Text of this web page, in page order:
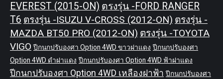
EVEREST (2015-ON) ตรงรุ่น -FORD RANGER
T6 ตรงรุ่น -ISUZU V-CROSS (2012-ON) ตรงรุ่น -
MAZDA BT50 PRO (2012-ON) ตรงรุ่น -TOYOTA
VIGO ปีกนกปรับองศา Option 4WD ขาวฝาแดง ปีกนกปรับองศา
Option 4WD ดำฝาแดง ปีกนกปรับองศา Option 4WD ฟ้าฝาแดง
ปีกนกปรับองศา Option 4WD เหลืองฝาฟ้า ปีกนกปรับองศา